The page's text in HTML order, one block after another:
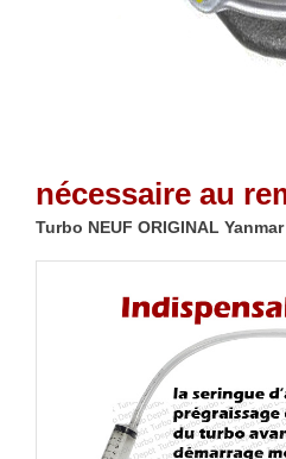
nécessaire au
Turbo NEUF ORIGINAL